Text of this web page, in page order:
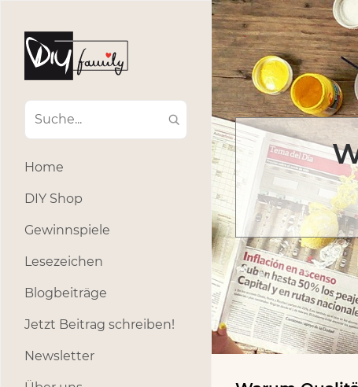
Home
DIY Shop
Gewinnspiele
Lesezeichen
Blogbeiträge
Jetzt Beitrag schreiben!
Newsletter